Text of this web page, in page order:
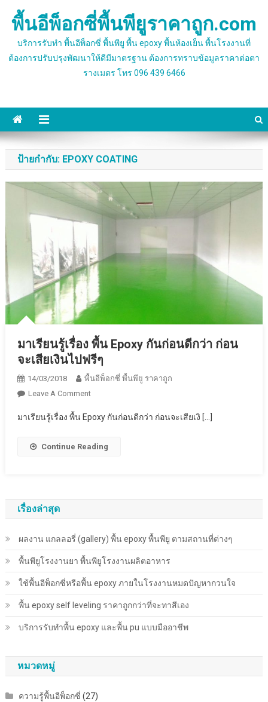
พื้นอีพ็อกซี่พื้นพียูราคาถูก.com
บริการรับทำ พื้นอีพ็อกซี่ พื้นพียู พื้น epoxy พื้นห้องเย็น พื้นโรงงานที่
ต้องการปรับปรุงพัฒนาให้ดีมีมาตรฐาน ต้องการทราบข้อมูลราคาต่อตา
รางเมตร โทร 096 439 6466
ป้ายกำกับ: EPOXY COATING
มาเรียนรู้เรื่อง พื้น Epoxy กันก่อนดีกว่า ก่อน
จะเสียเงินไปฟรีๆ
14/03/2018
พื้นอีพ็อกซี่ พื้นพียู ราคาถูก
Leave A CommentOn
เรียน
เรื่อง
ก่อน
จะ
เสีย
เงิน
ฟรีๆ
มาเรียนรู้เรื่อง พื้น Epoxy กันก่อนดีกว่า ก่อนจะเสียเงิ […]
Continue Reading
เรื่องล่าสุด
ผลงาน แกลลอรี่ (gallery) พื้น epoxy พื้นพียู ตามสถานที่ต่างๆ
พื้นพียู​โรงงานยา พื้นพียู​โรงงานผลิตอาหาร
ใช้พื้นอีพ็อกซี่หรือพื้น epoxy ภายในโรงงานหมดปัญหากวนใจ
พื้น epoxy self leveling ราคาถูกกว่าที่จะทาสีเอง
บริการรับทำพื้น epoxy และพื้น pu แบบมืออาชีพ
หมวดหมู่
ความรู้พื้นอีพ็อกซี่ (27)